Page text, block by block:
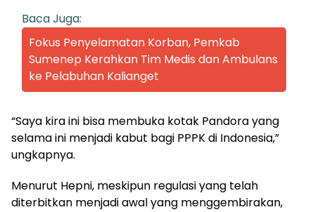
Baca Juga:
Fokus Penyelamatan Korban, Pemkab
Sumenep Kerahkan Tim Medis dan Ambulans
ke Pelabuhan Kalianget
“Saya kira ini bisa membuka kotak Pandora yang
selama ini menjadi kabut bagi PPPK di Indonesia,”
ungkapnya.
Menurut Hepni, meskipun regulasi yang telah
diterbitkan menjadi awal yang menggembirakan,